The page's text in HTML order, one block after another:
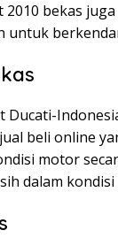
bekas
untuk
beli online
motor
dalam kondisi